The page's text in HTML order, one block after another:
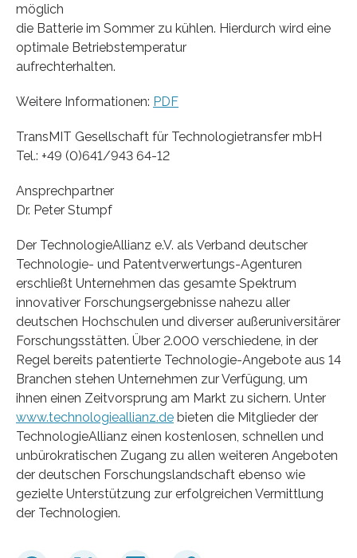
möglich
die Batterie im Sommer zu kühlen. Hierdurch wird eine
optimale Betriebstemperatur
aufrechterhalten.
Weitere Informationen: PDF
TransMIT Gesellschaft für Technologietransfer mbH
Tel.: +49 (0)641/943 64-12
Ansprechpartner
Dr. Peter Stumpf
Der TechnologieAllianz e.V. als Verband deutscher
Technologie- und Patentverwertungs-Agenturen
erschließt Unternehmen das gesamte Spektrum
innovativer Forschungsergebnisse nahezu aller
deutschen Hochschulen und diverser außeruniversitärer
Forschungsstätten. Über 2.000 verschiedene, in der
Regel bereits patentierte Technologie-Angebote aus 14
Branchen stehen Unternehmen zur Verfügung, um
ihnen einen Zeitvorsprung am Markt zu sichern. Unter
www.technologieallianz.de bieten die Mitglieder der
TechnologieAllianz einen kostenlosen, schnellen und
unbürokratischen Zugang zu allen weiteren Angeboten
der deutschen Forschungslandschaft ebenso wie
gezielte Unterstützung zur erfolgreichen Vermittlung
der Technologien.